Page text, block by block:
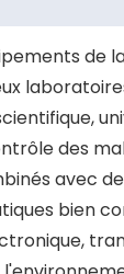
de
des
avec
bien